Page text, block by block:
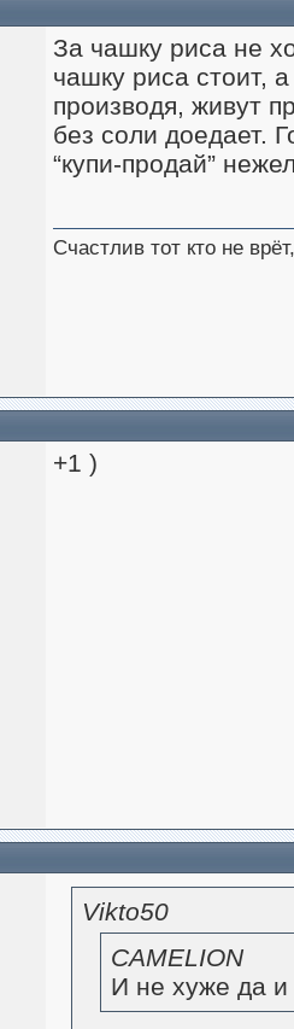
За чашку риса не
чашку риса стоит,
производя, живут
без соли доедает.
“купи-продай”
Счастлив тот кто не
+1 )
Vikto50
CAMELION
И не хуже да